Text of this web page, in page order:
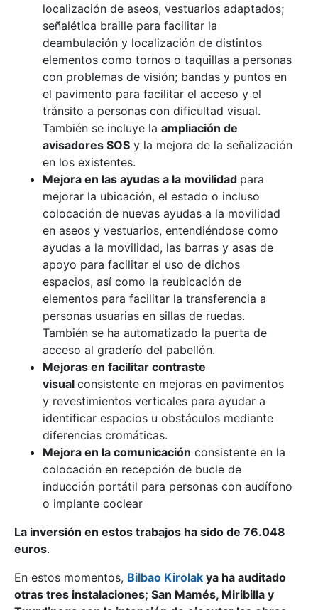
localización de aseos, vestuarios adaptados;
señalética braille para facilitar la
deambulación y localización de distintos
elementos como tornos o taquillas a personas
con problemas de visión; bandas y puntos en
el pavimento para facilitar el acceso y el
tránsito a personas con dificultad visual.
También se incluye la ampliación de
avisadores SOS y la mejora de la señalización
en los existentes.
Mejora en las ayudas a la movilidad para
mejorar la ubicación, el estado o incluso
colocación de nuevas ayudas a la movilidad
en aseos y vestuarios, entendiéndose como
ayudas a la movilidad, las barras y asas de
apoyo para facilitar el uso de dichos
espacios, así como la reubicación de
elementos para facilitar la transferencia a
personas usuarias en sillas de ruedas.
También se ha automatizado la puerta de
acceso al graderío del pabellón.
Mejoras en facilitar contraste
visual consistente en mejoras en pavimentos
y revestimientos verticales para ayudar a
identificar espacios u obstáculos mediante
diferencias cromáticas.
Mejora en la comunicación consistente en la
colocación en recepción de bucle de
inducción portátil para personas con audífono
o implante coclear
La inversión en estos trabajos ha sido de 76.048
euros.
En estos momentos, Bilbao Kirolak ya ha auditado
otras tres instalaciones; San Mamés, Miribilla y